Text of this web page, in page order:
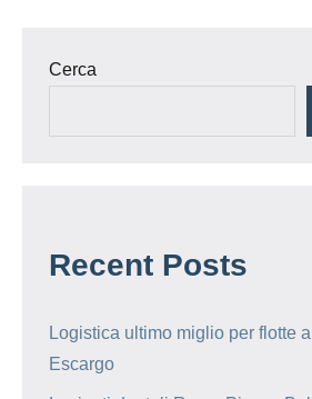
Cerca
Recent Posts
Logistica ultimo miglio per flotte
Escargo